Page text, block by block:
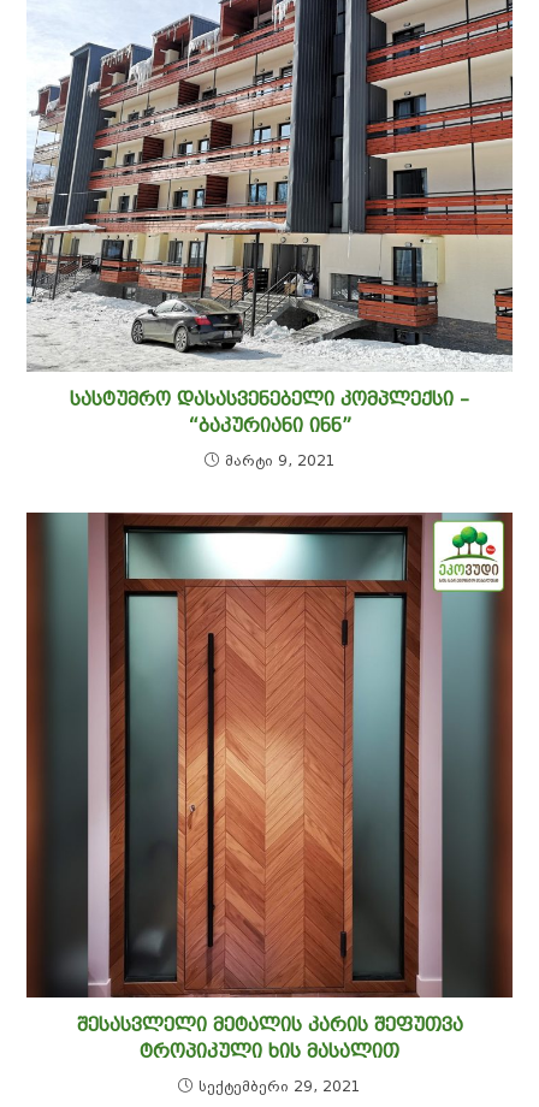
ᲡᲐᲡᲢᲣᲛᲠᲝ ᲓᲐᲡᲐᲡᲕᲔᲜᲔᲑᲔᲚᲘ ᲙᲝᲛᲞᲚᲔᲥᲡᲘ –
“ᲑᲐᲙᲣᲠᲘᲐᲜᲘ ᲘᲜᲜ”
მარტი 9, 2021
ᲨᲔᲡᲐᲡᲕᲚᲔᲚᲘ ᲛᲔᲢᲐᲚᲘᲡ ᲙᲐᲠᲘᲡ ᲨᲔᲤᲣᲗᲕᲐ
ᲢᲠᲝᲞᲘᲙᲣᲚᲘ ᲮᲘᲡ ᲛᲐᲡᲐᲚᲘᲗ
სექტემბერი 29, 2021